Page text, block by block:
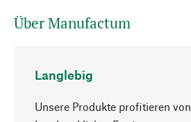
Über Manufactum
Langlebig
Unsere Produkte profitieren von